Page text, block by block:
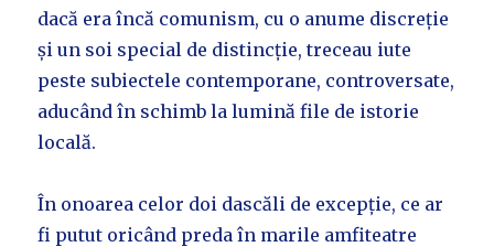
dacă era încă comunism, cu o anume discreție
și un soi special de distincție, treceau iute
peste subiectele contemporane, controversate,
aducând în schimb la lumină file de istorie
locală.
În onoarea celor doi dascăli de excepție, ce ar
fi putut oricând preda în marile amfiteatre